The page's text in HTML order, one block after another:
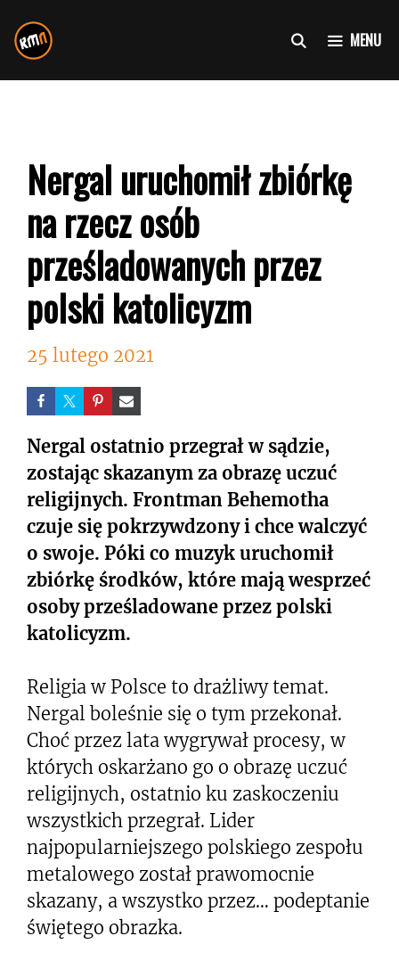
do
treści
MENU
Nergal uruchomił zbiórkę
na rzecz osób
prześladowanych przez
polski katolicyzm
25 lutego 2021
Nergal ostatnio przegrał w sądzie,
zostając skazanym za obrazę uczuć
religijnych. Frontman Behemotha
czuje się pokrzywdzony i chce walczyć
o swoje. Póki co muzyk uruchomił
zbiórkę środków, które mają wesprzeć
osoby prześladowane przez polski
katolicyzm.
Religia w Polsce to drażliwy temat.
Nergal boleśnie się o tym przekonał.
Choć przez lata wygrywał procesy, w
których oskarżano go o obrazę uczuć
religijnych, ostatnio ku zaskoczeniu
wszystkich przegrał. Lider
najpopularniejszego polskiego zespołu
metalowego został prawomocnie
skazany, a wszystko przez… podeptanie
świętego obrazka.